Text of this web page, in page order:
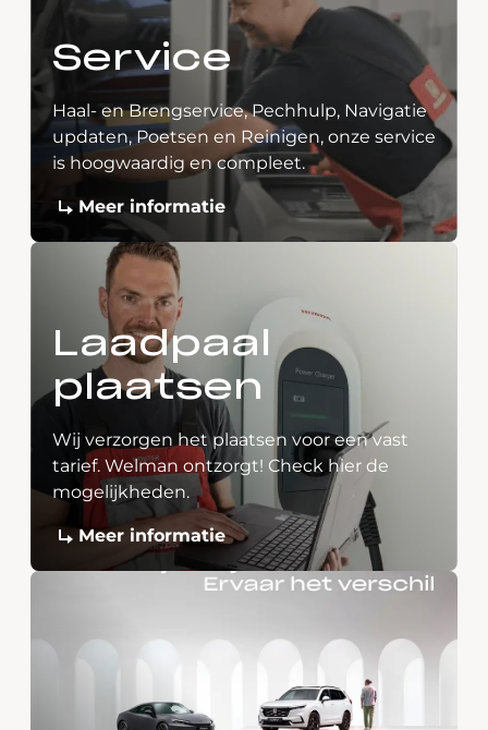
Service
Haal- en Brengservice, Pechhulp, Navigatie
updaten, Poetsen en Reinigen, onze service
is hoogwaardig en compleet.
Meer informatie
Laadpaal
plaatsen
Wij verzorgen het plaatsen voor een vast
tarief. Welman ontzorgt! Check hier de
mogelijkheden.
Meer informatie